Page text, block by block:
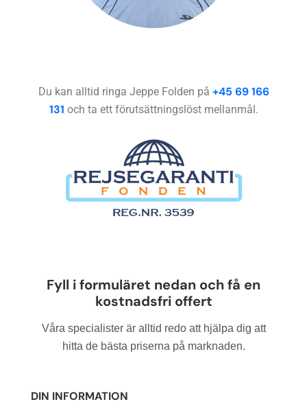
Du kan alltid ringa Jeppe Folden på +45 69 166
131 och ta ett förutsättningslöst mellanmål.
detta
tomt.
Fyll i formuläret nedan och få en
kostnadsfri offert
Våra specialister är alltid redo att hjälpa dig att
hitta de bästa priserna på marknaden.
DIN INFORMATION